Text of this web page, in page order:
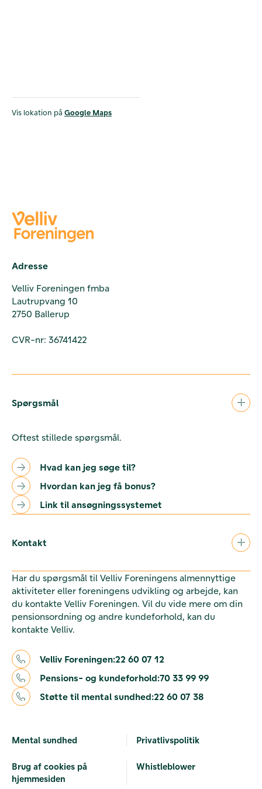
Vis lokation på Google Maps
Adresse
Velliv Foreningen fmba
Lautrupvang 10
2750 Ballerup
CVR-nr: 36741422
Spørgsmål
Oftest stillede spørgsmål.
Hvad kan jeg søge til?
Hvordan kan jeg få bonus?
Link til ansøgningssystemet
Kontakt
Har du spørgsmål til Velliv Foreningens almennyttige
aktiviteter eller foreningens udvikling og arbejde, kan
du kontakte Velliv Foreningen. Vil du vide mere om din
pensionsordning og andre kundeforhold, kan du
kontakte Velliv.
Velliv Foreningen:22 60 07 12
Pensions- og kundeforhold:70 33 99 99
Støtte til mental sundhed:22 60 07 38
Mental sundhed Privatlivspolitik
Brug af cookies på
hjemmesiden
Whistleblower